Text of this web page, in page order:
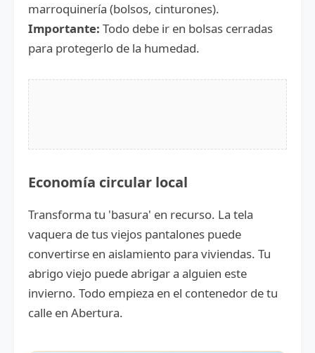
marroquinería (bolsos, cinturones).
Importante: Todo debe ir en bolsas cerradas
para protegerlo de la humedad.
Economía circular local
Transforma tu 'basura' en recurso. La tela
vaquera de tus viejos pantalones puede
convertirse en aislamiento para viviendas. Tu
abrigo viejo puede abrigar a alguien este
invierno. Todo empieza en el contenedor de tu
calle en Abertura.